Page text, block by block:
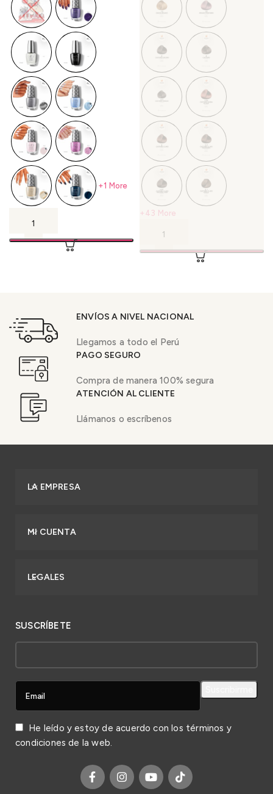
+1 More
+43 More
ENVÍOS A NIVEL NACIONAL
Llegamos a todo el Perú
PAGO SEGURO
Compra de manera 100% segura
ATENCIÓN AL CLIENTE
Llámanos o escríbenos
LA EMPRESA
MI CUENTA
LEGALES
SUSCRÍBETE
He leído y estoy de acuerdo con los términos y
condiciones de la web.